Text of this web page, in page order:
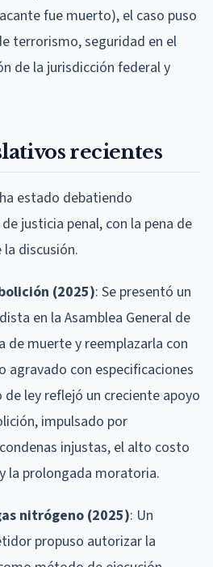
fue muerto), el caso puso
terrorismo, seguridad en el
de la jurisdicción federal y
recientes
estado debatiendo
justicia penal, con la pena de
discusión.
(2025): Se presentó un
en la Asamblea General de
de muerte y reemplazarla con
agravado con especificaciones
ley reflejó un creciente apoyo
impulsado por
injustas, el alto costo
la prolongada moratoria.
nitrógeno (2025): Un
propuso autorizar la